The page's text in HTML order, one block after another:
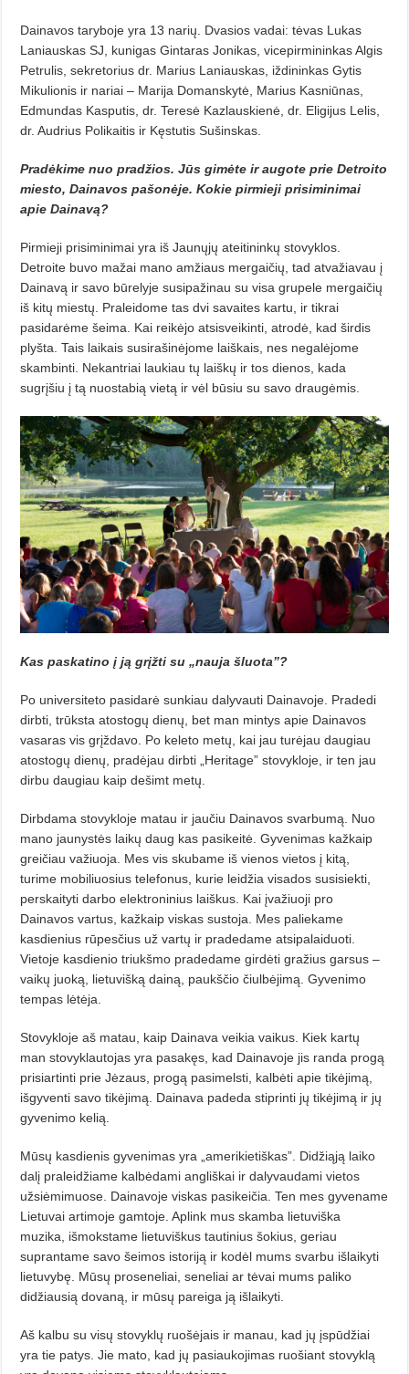
Dainavos taryboje yra 13 narių. Dvasios vadai: tėvas Lukas
Laniaus­kas SJ, kunigas Gintaras Jonikas, vicepirmininkas Algis
Petrulis, sekretorius dr. Marius Laniauskas, iždininkas Gytis
Mikulionis ir nariai – Marija Domanskytė, Marius Kas­niūnas,
Edmundas Kasputis, dr. Teresė Kazlauskienė, dr. Eligijus Lelis,
dr. Audrius Polikaitis ir Kęs­tutis Sušinskas.
Pradėkime nuo pradžios. Jūs gimėte ir augote prie Detroito
miesto, Dainavos pašonėje. Kokie pirmieji prisiminimai
apie Dainavą?
Pirmieji prisiminimai yra iš Jaunųjų ateitininkų stovyklos.
Detroite buvo mažai mano amžiaus mergaičių, tad atvažiavau į
Dainavą ir savo būrelyje susipažinau su visa grupele mergaičių
iš kitų miestų. Praleidome tas dvi savaites kartu, ir tikrai
pasidarėme šeima. Kai reikėjo atsisveikinti, atrodė, kad širdis
plyšta. Tais laikais susirašinėjome laiškais, nes negalėjome
skambinti. Nekantriai laukiau tų laiškų ir tos dienos, kada
sugrįšiu į tą nuostabią vietą ir vėl būsiu su savo draugėmis.
Kas paskatino į ją grįžti su „nauja šluota”?
Po universiteto pasidarė sunkiau dalyvauti Dainavoje. Pradedi
dirbti, trūksta atostogų dienų, bet man mintys apie Dainavos
vasaras vis grįždavo. Po keleto metų, kai jau turėjau daugiau
atostogų dienų, pradėjau dirbti „Heritage” stovykloje, ir ten jau
dirbu daugiau kaip dešimt metų.
Dirbdama stovykloje matau ir jaučiu Dainavos svarbumą. Nuo
ma­no jaunystės laikų daug kas pasi­keitė. Gyvenimas kažkaip
greičiau važiuoja. Mes vis skubame iš vienos vietos į kitą,
turime mobiliuosius telefonus, kurie leidžia visados su­sisiekti,
perskaityti darbo elektroninius laiškus. Kai įvažiuoji pro
Dainavos vartus, kažkaip viskas sustoja. Mes palie­kame
kasdienius rūpesčius už vartų ir pradedame atsipalaiduoti.
Vietoje kasdienio triukšmo pradedame girdė­ti gražius garsus –
vaikų juoką, lietuvišką dainą, paukščio čiulbėjimą. Gyvenimo
tempas lėtėja.
Stovykloje aš matau, kaip Dai­nava veikia vaikus. Kiek kartų
man stovyklautojas yra pasakęs, kad Dainavoje jis randa progą
prisiartinti prie Jėzaus, progą pasimelsti, kalbėti apie tikėjimą,
išgyventi savo tikėjimą. Dainava padeda stiprinti jų tikėjimą ir jų
gyvenimo kelią.
Mūsų kasdienis gyvenimas yra „amerikietiškas”. Didžiąją laiko
dalį praleidžiame kalbėdami angliškai ir dalyvaudami vietos
užsiėmimuose. Dainavoje viskas pasikeičia. Ten mes gyvename
Lietuvai artimoje gamtoje. Aplink mus skamba lietuviška
muzika, išmokstame lietuviškus tautinius šokius, geriau
suprantame savo šeimos istoriją ir kodėl mums svarbu išlaikyti
lietuvybę. Mūsų proseneliai, seneliai ar tėvai mums paliko
didžiausią dovaną, ir mūsų pareiga ją išlaikyti.
Aš kalbu su visų stovyklų ruošėjais ir manau, kad jų įspūdžiai
yra tie patys. Jie mato, kad jų pasiaukojimas ruošiant stovyklą